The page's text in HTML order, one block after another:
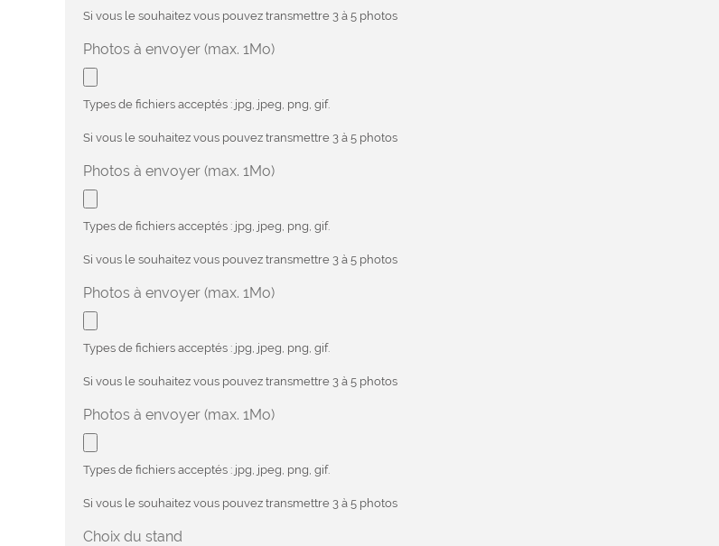
Si vous le souhaitez vous pouvez transmettre 3 à 5 photos
Photos à envoyer (max. 1Mo)
Types de fichiers acceptés : jpg, jpeg, png, gif.
Si vous le souhaitez vous pouvez transmettre 3 à 5 photos
Photos à envoyer (max. 1Mo)
Types de fichiers acceptés : jpg, jpeg, png, gif.
Si vous le souhaitez vous pouvez transmettre 3 à 5 photos
Photos à envoyer (max. 1Mo)
Types de fichiers acceptés : jpg, jpeg, png, gif.
Si vous le souhaitez vous pouvez transmettre 3 à 5 photos
Photos à envoyer (max. 1Mo)
Types de fichiers acceptés : jpg, jpeg, png, gif.
Si vous le souhaitez vous pouvez transmettre 3 à 5 photos
Choix du stand